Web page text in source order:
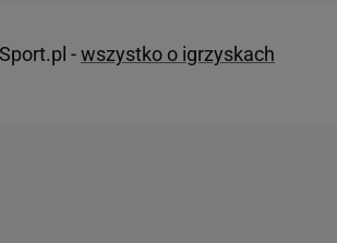
-wszystko o igrzyskach